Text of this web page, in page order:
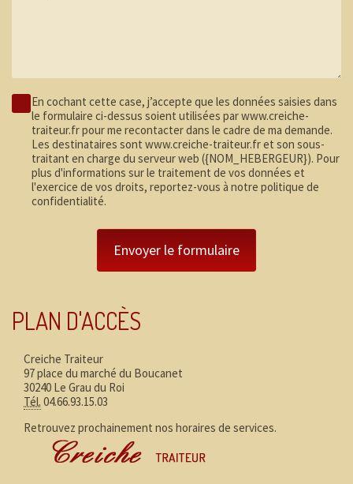
En cochant cette case, j’accepte que les données saisies dans
le formulaire ci-dessus soient utilisées par www.creiche-
traiteur.fr pour me recontacter dans le cadre de ma demande.
Les destinataires sont www.creiche-traiteur.fr et son sous-
traitant en charge du serveur web ({NOM_HEBERGEUR}). Pour
plus d'informations sur le traitement de vos données et
l'exercice de vos droits, reportez-vous à notre politique de
confidentialité.
PLAN D'ACCÈS
Creiche Traiteur
97 place du marché du Boucanet
30240 Le Grau du Roi
Tél. 04.66.93.15.03
Retrouvez prochainement nos horaires de services.